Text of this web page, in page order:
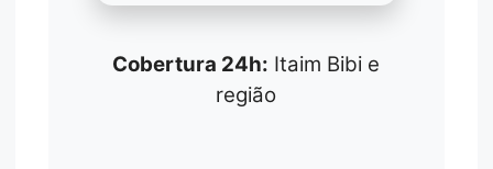
Cobertura 24h: Itaim Bibi e
região